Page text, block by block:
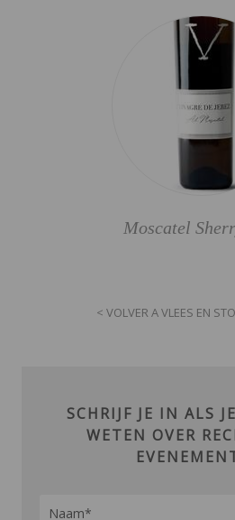
Moscatel
< VOLVER A VLEES EN
SCHRIJF JE IN ALS
WETEN OVER